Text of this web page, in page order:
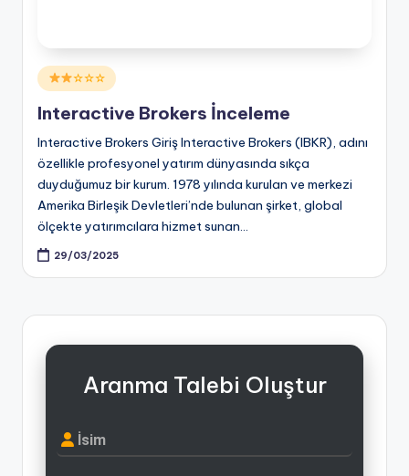
Posted
in
☆☆☆
Interactive Brokers İnceleme
Interactive Brokers Giriş Interactive Brokers (IBKR), adını
özellikle profesyonel yatırım dünyasında sıkça
duyduğumuz bir kurum. 1978 yılında kurulan ve merkezi
Amerika Birleşik Devletleri’nde bulunan şirket, global
ölçekte yatırımcılara hizmet sunan…
29/03/2025
Aranma Talebi Oluştur
İsim